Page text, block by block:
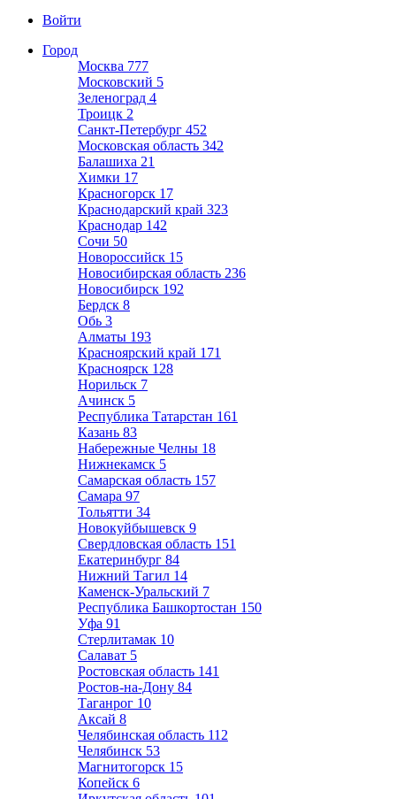
Войти
Город
Москва 777
Московский 5
Зеленоград 4
Троицк 2
Санкт-Петербург 452
Московская область 342
Балашиха 21
Химки 17
Красногорск 17
Краснодарский край 323
Краснодар 142
Сочи 50
Новороссийск 15
Новосибирская область 236
Новосибирск 192
Бердск 8
Обь 3
Алматы 193
Красноярский край 171
Красноярск 128
Норильск 7
Ачинск 5
Республика Татарстан 161
Казань 83
Набережные Челны 18
Нижнекамск 5
Самарская область 157
Самара 97
Тольятти 34
Новокуйбышевск 9
Свердловская область 151
Екатеринбург 84
Нижний Тагил 14
Каменск-Уральский 7
Республика Башкортостан 150
Уфа 91
Стерлитамак 10
Салават 5
Ростовская область 141
Ростов-на-Дону 84
Таганрог 10
Аксай 8
Челябинская область 112
Челябинск 53
Магнитогорск 15
Копейск 6